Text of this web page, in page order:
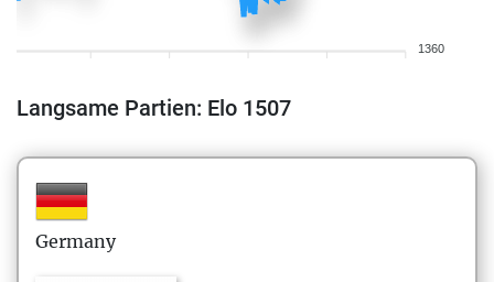
1360
Langsame Partien: Elo 1507
Germany